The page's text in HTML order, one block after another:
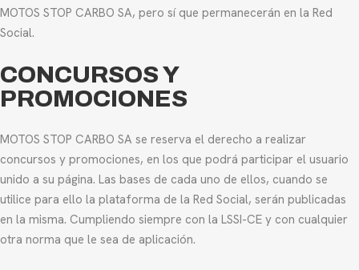
MOTOS STOP CARBO SA, pero sí que permanecerán en la Red
Social.
CONCURSOS Y
PROMOCIONES
MOTOS STOP CARBO SA se reserva el derecho a realizar
concursos y promociones, en los que podrá participar el usuario
unido a su página. Las bases de cada uno de ellos, cuando se
utilice para ello la plataforma de la Red Social, serán publicadas
en la misma. Cumpliendo siempre con la LSSI-CE y con cualquier
otra norma que le sea de aplicación.